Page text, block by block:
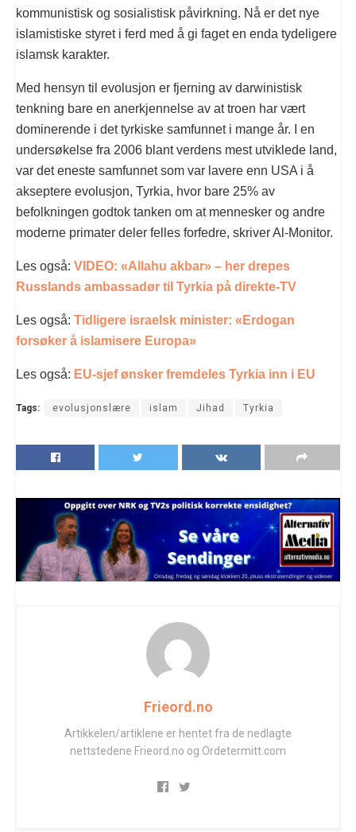
kommunistisk og sosialistisk påvirkning. Nå er det nye
islamistiske styret i ferd med å gi faget en enda tydeligere
islamsk karakter.
Med hensyn til evolusjon er fjerning av darwinistisk
tenkning bare en anerkjennelse av at troen har vært
dominerende i det tyrkiske samfunnet i mange år. I en
undersøkelse fra 2006 blant verdens mest utviklede land,
var det eneste samfunnet som var lavere enn USA i å
akseptere evolusjon, Tyrkia, hvor bare 25% av
befolkningen godtok tanken om at mennesker og andre
moderne primater deler felles forfedre, skriver Al-Monitor.
Les også: VIDEO: «Allahu akbar» – her drepes
Russlands ambassadør til Tyrkia på direkte-TV
Les også: Tidligere israelsk minister: «Erdogan
forsøker å islamisere Europa»
Les også: EU-sjef ønsker fremdeles Tyrkia inn i EU
Tags: evolusjonslære islam Jihad Tyrkia
Frieord.no
Artikkelen/artiklene er hentet fra de nedlagte
nettstedene Frieord.no og Ordetermitt.com